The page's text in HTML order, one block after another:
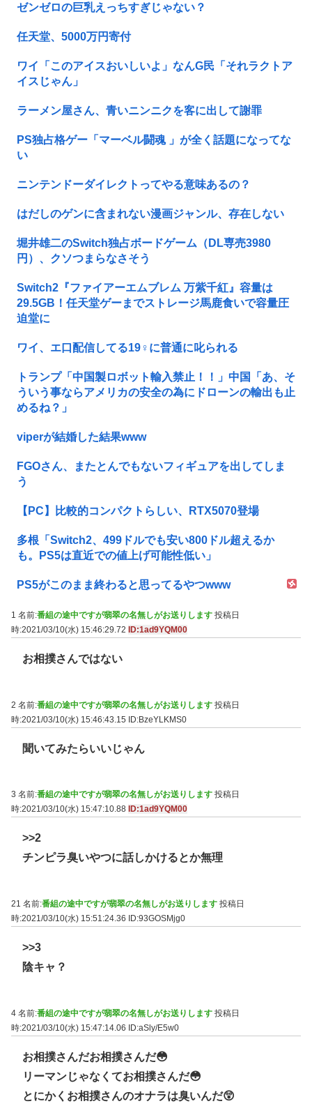
ゼンゼロの巨乳えっちすぎじゃない？
任天堂、5000万円寄付
ワイ「このアイスおいしいよ」なんG民「それラクトア
イスじゃん」
ラーメン屋さん、青いニンニクを客に出して謝罪
PS独占格ゲー「マーベル闘魂 」が全く話題になってな
い
ニンテンドーダイレクトってやる意味あるの？
はだしのゲンに含まれない漫画ジャンル、存在しない
堀井雄二のSwitch独占ボードゲーム（DL専売3980
円）、クソつまらなさそう
Switch2『ファイアーエムブレム 万紫千紅』容量は
29.5GB！任天堂ゲーまでストレージ馬鹿食いで容量圧
迫堂に
ワイ、エ口配信してる19♀に普通に叱られる
トランプ「中国製ロボット輸入禁止！！」中国「あ、そ
ういう事ならアメリカの安全の為にドローンの輸出も止
めるね？」
viperが結婚した結果www
FGOさん、またとんでもないフィギュアを出してしま
う
【PC】比較的コンパクトらしい、RTX5070登場
多根「Switch2、499ドルでも安い800ドル超えるか
も。PS5は直近での値上げ可能性低い」
PS5がこのまま終わると思ってるやつwww
1 名前:番組の途中ですが翡翠の名無しがお送りします 投稿日
時:2021/03/10(水) 15:46:29.72
ID:1ad9YQM00
お相撲さんではない
2 名前:番組の途中ですが翡翠の名無しがお送りします 投稿日
時:2021/03/10(水) 15:46:43.15 ID:BzeYLKMS0
聞いてみたらいいじゃん
3 名前:番組の途中ですが翡翠の名無しがお送りします 投稿日
時:2021/03/10(水) 15:47:10.88 ID:1ad9YQM00
>>2
チンピラ臭いやつに話しかけるとか無理
21 名前:番組の途中ですが翡翠の名無しがお送りします 投稿日
時:2021/03/10(水) 15:51:24.36
ID:93GOSMjg0
>>3
陰キャ？
4 名前:番組の途中ですが翡翠の名無しがお送りします 投稿日
時:2021/03/10(水) 15:47:14.06 ID:aSly/E5w0
お相撲さんだお相撲さんだ😳
リーマンじゃなくてお相撲さんだ😳
とにかくお相撲さんのオナラは臭いんだ😲